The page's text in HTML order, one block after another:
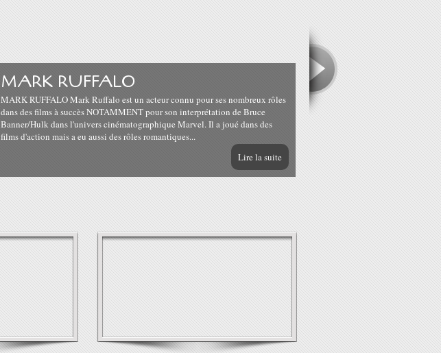
MARK RUFFALO
MARK RUFFALO Mark Ruffalo est un acteur connu pour ses nombreux rôles
dans des films à succès NOTAMMENT pour son interprétation de Bruce
Banner/Hulk dans l'univers cinématographique Marvel. Il a joué dans des
films d'action mais a eu aussi des rôles romantiques...
Lire la suite